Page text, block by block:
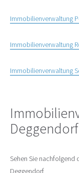
Immobilienverwaltung
Immobilienverwaltung
Immobilienverwaltung
Deggendorf
Sehen Sie nachfolgend
Deggendorf